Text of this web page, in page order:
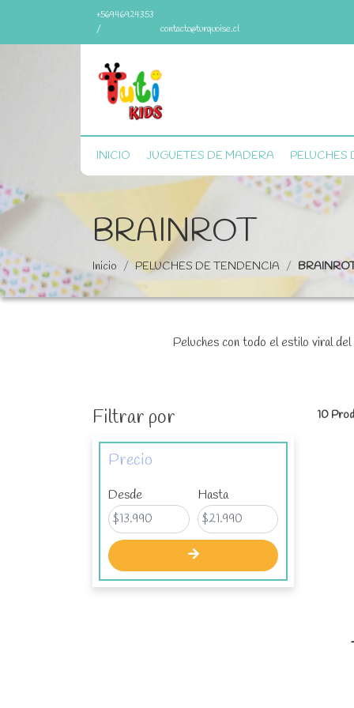
+56946924353
/
contacto@turquoise.cl
INICIO JUGUETES DE MADERA PELUCHES
BRAINROT
Inicio PELUCHES DE TENDENCIA
Peluches con todo el estilo viral
Filtrar por
Precio
Desde Hasta
10